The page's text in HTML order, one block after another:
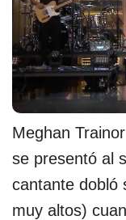
Meghan
se presentó al
cantante dobló
muy altos)